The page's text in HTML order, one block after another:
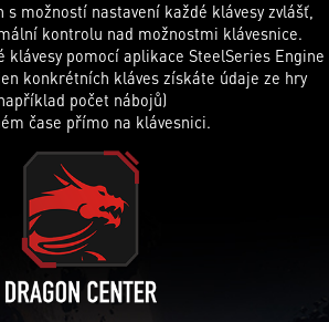
s možností nastavení každé klávesy zvlášť,
kontrolu nad možnostmi klávesnice.
pomocí aplikace SteelSeries Engine
konkrétních kláves získáte údaje ze hry
počet nábojů)
čase přímo na klávesnici.